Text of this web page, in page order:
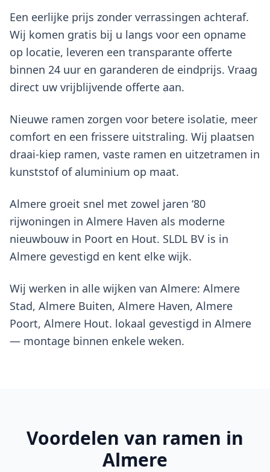
Een eerlijke prijs zonder verrassingen achteraf.
Wij komen gratis bij u langs voor een opname
op locatie, leveren een transparante offerte
binnen 24 uur en garanderen de eindprijs. Vraag
direct uw vrijblijvende offerte aan.
Nieuwe ramen zorgen voor betere isolatie, meer
comfort en een frissere uitstraling. Wij plaatsen
draai-kiep ramen, vaste ramen en uitzetramen in
kunststof of aluminium op maat.
Almere groeit snel met zowel jaren ‘80
rijwoningen in Almere Haven als moderne
nieuwbouw in Poort en Hout. SLDL BV is in
Almere gevestigd en kent elke wijk.
Wij werken in alle wijken van Almere: Almere
Stad, Almere Buiten, Almere Haven, Almere
Poort, Almere Hout. lokaal gevestigd in Almere
— montage binnen enkele weken.
Voordelen van ramen in
Almere